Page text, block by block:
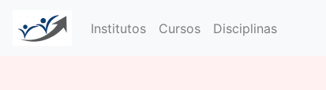
Institutos Cursos Disciplinas